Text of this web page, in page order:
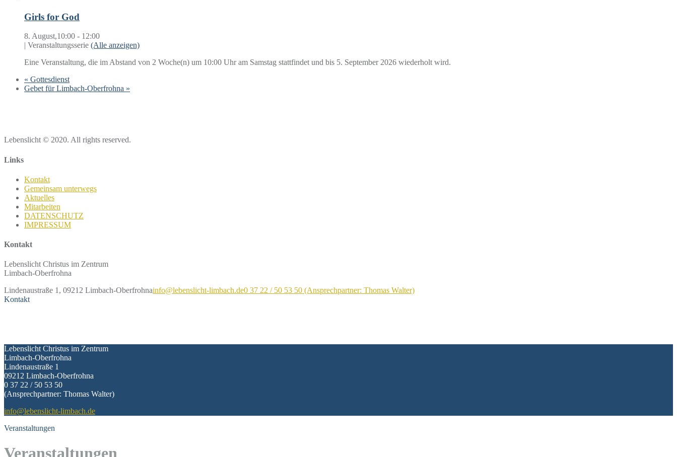
Girls for God
8. August,10:00 - 12:00
| Veranstaltungsserie (Alle anzeigen)
Eine Veranstaltung, die im Abstand von 2 Woche(n) um 10:00 Uhr am Samstag stattfindet und bis 5. September 2026 wiederholt wird.
« Gottesdienst
Gebet für Limbach-Oberfrohna »
Lebenslicht © 2020. All rights reserved.
Links
Kontakt
Gemeinsam unterwegs
Aktuelles
Mitarbeiten
DATENSCHUTZ
IMPRESSUM
Kontakt
Lebenslicht Christus im Zentrum
Limbach-Oberfrohna
Lindenaustraße 1, 09212 Limbach-Oberfrohnainfo@lebenslicht-limbach.de0 37 22 / 50 53 50 (Ansprechpartner: Thomas Walter)
Kontakt
Lebenslicht Christus im Zentrum
Limbach-Oberfrohna
Lindenaustraße 1
09212 Limbach-Oberfrohna
0 37 22 / 50 53 50
(Ansprechpartner: Thomas Walter)
info@lebenslicht-limbach.de
Veranstaltungen
Veranstaltungen